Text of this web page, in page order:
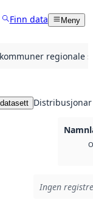
Finn data Meny
regionale
Distribusjonar
Ingen